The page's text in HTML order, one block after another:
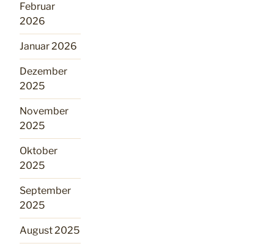
Februar
2026
Januar 2026
Dezember
2025
November
2025
Oktober
2025
September
2025
August 2025